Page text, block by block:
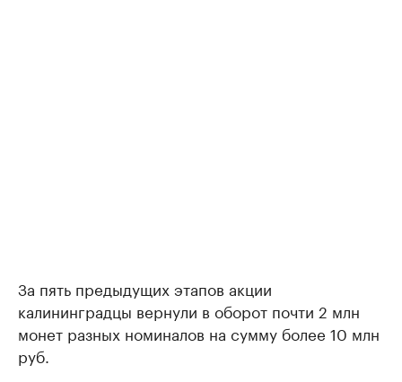
За пять предыдущих этапов акции
калининградцы вернули в оборот почти 2 млн
монет разных номиналов на сумму более 10 млн
руб.